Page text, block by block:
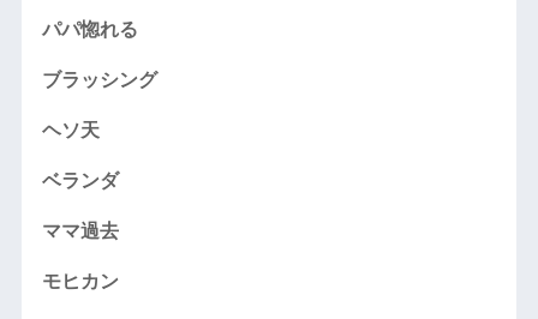
パパ惚れる
ブラッシング
ヘソ天
ベランダ
ママ過去
モヒカン